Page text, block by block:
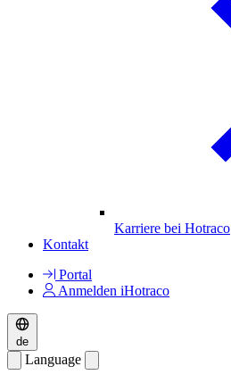
Karriere bei Hotraco
Kontakt
Portal
Anmelden iHotraco
de
Language